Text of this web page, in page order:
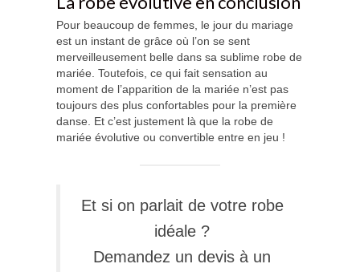
Pour beaucoup de femmes, le jour du mariage
est un instant de grâce où l’on se sent
merveilleusement belle dans sa sublime robe de
mariée. Toutefois, ce qui fait sensation au
moment de l’apparition de la mariée n’est pas
toujours des plus confortables pour la première
danse. Et c’est justement là que la robe de
mariée évolutive ou convertible entre en jeu !
Et si on parlait de votre robe
idéale ?
Demandez un devis à un